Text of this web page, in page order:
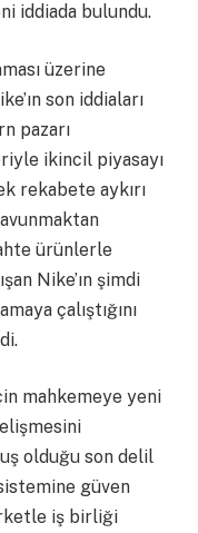
iddiada bulundu.
üzerine
son iddiaları
pazarı
ikincil piyasayı
rekabete aykırı
ürünlerle
Nike’ın şimdi
çalıştığını
mahkemeye yeni
olduğu son delil
güven
iş birliği